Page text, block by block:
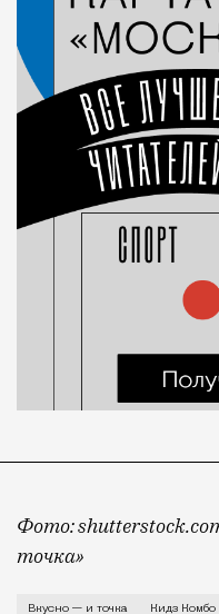
Фото:
точка»
А в Москву детские
Вкусно — и точка Кидз Комбо